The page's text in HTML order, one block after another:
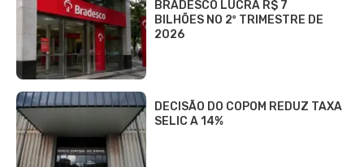
BRADESCO LUCRA R$ 7
BILHÕES NO 2º TRIMESTRE DE
2026
DECISÃO DO COPOM REDUZ TAXA
SELIC A 14%